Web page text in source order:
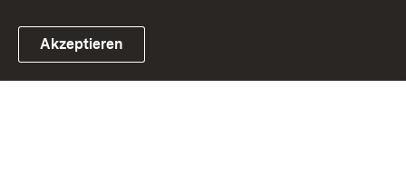
Link zum Landesportal
Akzeptieren